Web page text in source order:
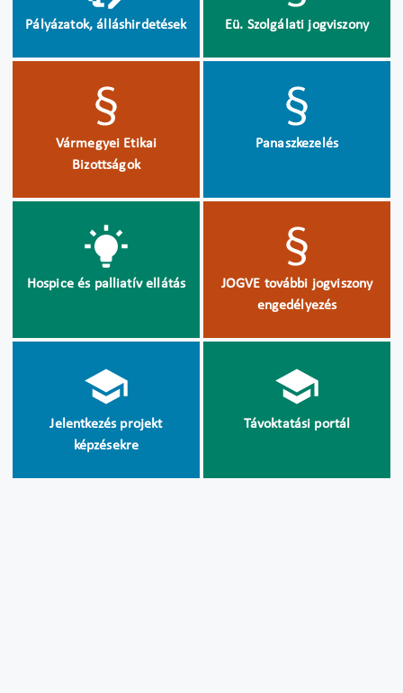
Pályázatok, álláshirdetések Eü. Szolgálati jogviszony
Vármegyei Etikai
Bizottságok
Panaszkezelés
Hospice és palliatív ellátás
JOGVE további jogviszony
engedélyezés
Jelentkezés projekt
képzésekre
Távoktatási portál